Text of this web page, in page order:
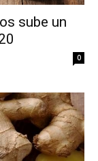
sube un
0